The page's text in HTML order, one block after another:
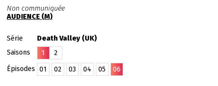
Non communiquée
AUDIENCE (M)
Série
Death Valley (UK)
Saisons
1
2
Épisodes
01 02 03 04 05 06